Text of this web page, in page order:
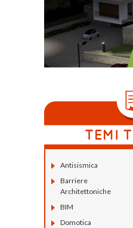
Antisismica
Barriere
Architettoniche
BIM
Domotica